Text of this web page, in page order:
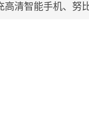
高清智能手机、努